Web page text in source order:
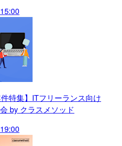
特集】ITフリーランス向け
by クラスメソッド